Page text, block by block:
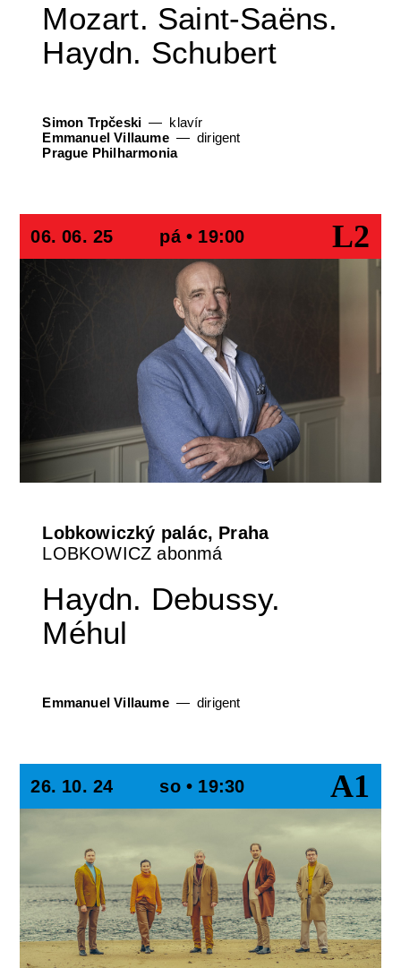
Mozart. Saint-Saëns.
Haydn. Schubert
Simon Trpčeski
klavír
Emmanuel Villaume
dirigent
Prague Philharmonia
06. 06. 25 pá • 19:00 L2
Lobkowiczký palác, Praha
LOBKOWICZ abonmá
Haydn. Debussy.
Méhul
Emmanuel Villaume dirigent
26. 10. 24 so • 19:30 A1